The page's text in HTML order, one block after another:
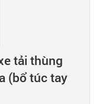
tải thùng
(bổ túc tay